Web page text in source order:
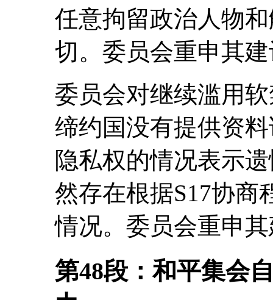
任意拘留政治人物
切。委员会重申其
委员会对继续滥用
缔约国没有提供资
隐私权的情况表示
然存在根据S17协商
情况。委员会重申
第48段 ：和平集会